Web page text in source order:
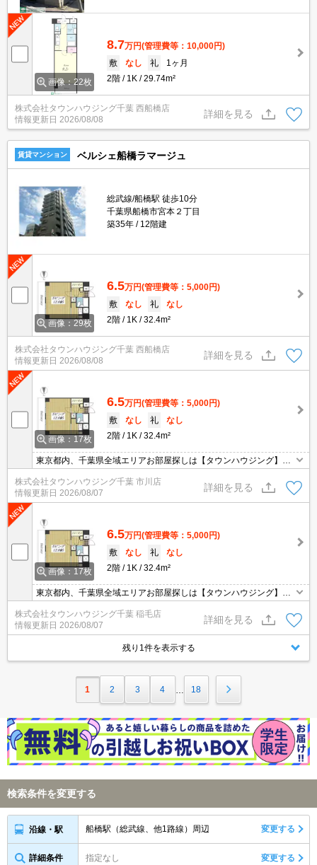
画像：22枚
8.7万円(管理費等：10,000円)
敷
なし 礼
1ヶ月
2階
1K 29.74m²
株式会社タウンハウジング千葉 西船橋店
情報更新日 2026/08/08
詳細を見る
賃貸マンション ベルシェ船橋ラマージュ
総武線/船橋駅 徒歩10分
千葉県船橋市宮本２丁目
築35年
12階建
画像：29枚
6.5万円(管理費等：5,000円)
敷
なし 礼
なし
2階
1K 32.4m²
株式会社タウンハウジング千葉 西船橋店
情報更新日 2026/08/08
詳細を見る
画像：17枚
6.5万円(管理費等：5,000円)
敷
なし 礼
なし
2階
1K 32.4m²
東京都内、千葉県全域エリアお部屋探しは【タウンハウジング】に
お任せください！オンラインでご相談・ご見学・ご契約お手続きも
ご対応可能です。
株式会社タウンハウジング千葉 市川店
情報更新日 2026/08/07
詳細を見る
画像：17枚
6.5万円(管理費等：5,000円)
敷
なし 礼
なし
2階
1K 32.4m²
東京都内、千葉県全域エリアお部屋探しは【タウンハウジング】に
お任せください！オンラインでご相談・ご見学・ご契約お手続きも
ご対応可能です。
株式会社タウンハウジング千葉 稲毛店
情報更新日 2026/08/07
詳細を見る
残り1件を表示する
1 2 3 4 18
検索条件を変更する
沿線・駅 船橋駅（総武線、他1路線）周辺 変更する
詳細条件 指定なし 変更する